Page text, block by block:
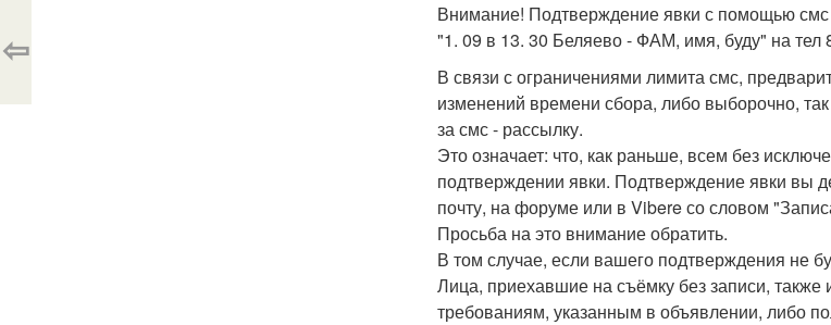
Внимание! Подтверждение явки с помощью
"1. 09 в 13. 30 Беляево - ФАМ, имя, буду" на тел
В связи с ограничениями лимита смс,
изменений времени сбора, либо выборочно,
за смс - рассылку.
Это означает: что, как раньше, всем без
подтверждении явки. Подтверждение явки вы
почту, на форуме или в Vibere со словом
Просьба на это внимание обратить.
В том случае, если вашего подтверждения не
Лица, приехавшие на съёмку без записи,
требованиям, указанным в объявлении, либо
⇦